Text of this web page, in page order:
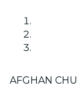
AFGHAN